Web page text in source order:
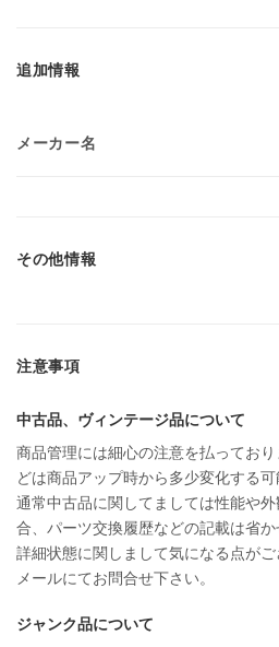
追加情報
メーカー名
その他情報
注意事項
中古品、ヴィンテージ品について
商品管理には細心の注意を払ってお
どは商品アップ時から多少変化する可
通常中古品に関してましては性能や
合、パーツ交換履歴などの記載は省か
詳細状態に関しまして気になる点が
メールにてお問合せ下さい。
ジャンク品について